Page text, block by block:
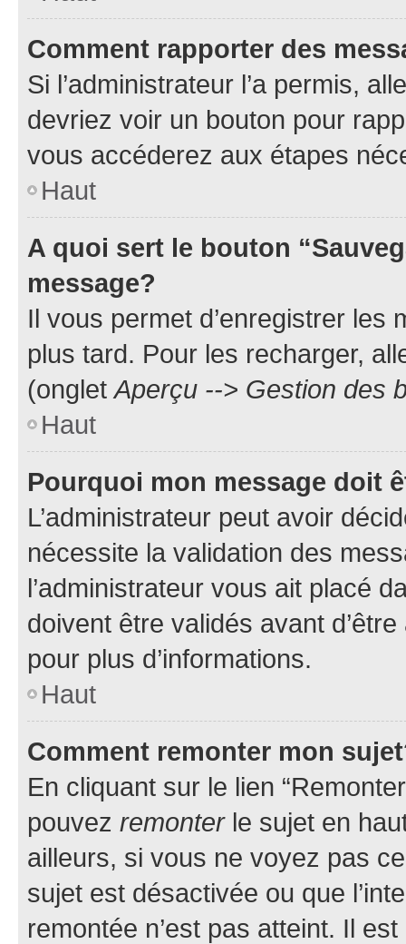
Comment rapporter des
Si l’administrateur l’a permis,
devriez voir un bouton pour
vous accéderez aux étapes
Haut
A quoi sert le bouton
message?
Il vous permet d’enregistrer
plus tard. Pour les recharger,
(ongletAperçu --> Gestion des
Haut
Pourquoi mon message doit
L’administrateur peut avoir
nécessite la validation des
l’administrateur vous ait placé
doivent être validés avant
pour plus d’informations.
Haut
Comment remonter mon
En cliquant sur le lien
pouvez remonterle sujet en
ailleurs, si vous ne voyez pas
sujet est désactivée ou que
remontée n’est pas atteint. Il